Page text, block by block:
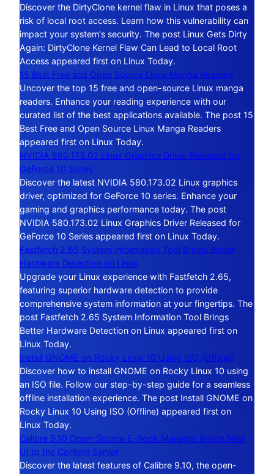
Discover the DirtyClone kernel flaw in Linux that poses a
risk of local root access. Learn how this vulnerability can
impact your system's security. The post Linux Gets Dirty
Again: DirtyClone Kernel Flaw Can Lead to Local Root
Access appeared first on Linux Today.
15 Best Free and Open Source Linux Manga Readers
Uncover the top 15 free and open-source Linux manga
readers. Enhance your reading experience with our
curated list of the best applications available. The post 15
Best Free and Open Source Linux Manga Readers
appeared first on Linux Today.
NVIDIA 580.173.02 Linux Graphics Driver Released for
GeForce 10 Series
Discover the latest NVIDIA 580.173.02 Linux graphics
driver, optimized for GeForce 10 series. Enhance your
gaming and graphics performance today. The post
NVIDIA 580.173.02 Linux Graphics Driver Released for
GeForce 10 Series appeared first on Linux Today.
Fastfetch 2.65 System Information Tool Brings Better
Hardware Detection on Linux
Upgrade your Linux experience with Fastfetch 2.65,
featuring superior hardware detection to provide
comprehensive system information at your fingertips. The
post Fastfetch 2.65 System Information Tool Brings
Better Hardware Detection on Linux appeared first on
Linux Today.
Install GNOME on Rocky Linux 10 Using ISO (Offline)
Discover how to install GNOME on Rocky Linux 10 using
an ISO file. Follow our step-by-step guide for a seamless
offline installation experience. The post Install GNOME on
Rocky Linux 10 Using ISO (Offline) appeared first on
Linux Today.
Calibre 9.10 Open-Source E-Book Manager Brings New
UI to the Content Server
Discover the latest features of Calibre 9.10, the open-